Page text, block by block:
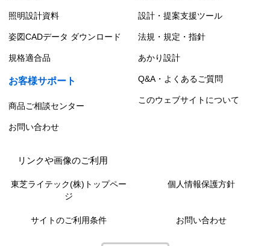
照明設計資料 設計・提案支援ツール
姿図CADデータ ダウンロード 法規・規定・指針
規格適合品 あかり設計
お客様サポート Q&A・よくあるご質問
商品ご相談センター
このウェブサイトについて
お問い合わせ
リンクや画像のご利用
東芝ライテック(株)トップペー
ジ
個人情報保護方針
サイトのご利用条件 お問い合わせ